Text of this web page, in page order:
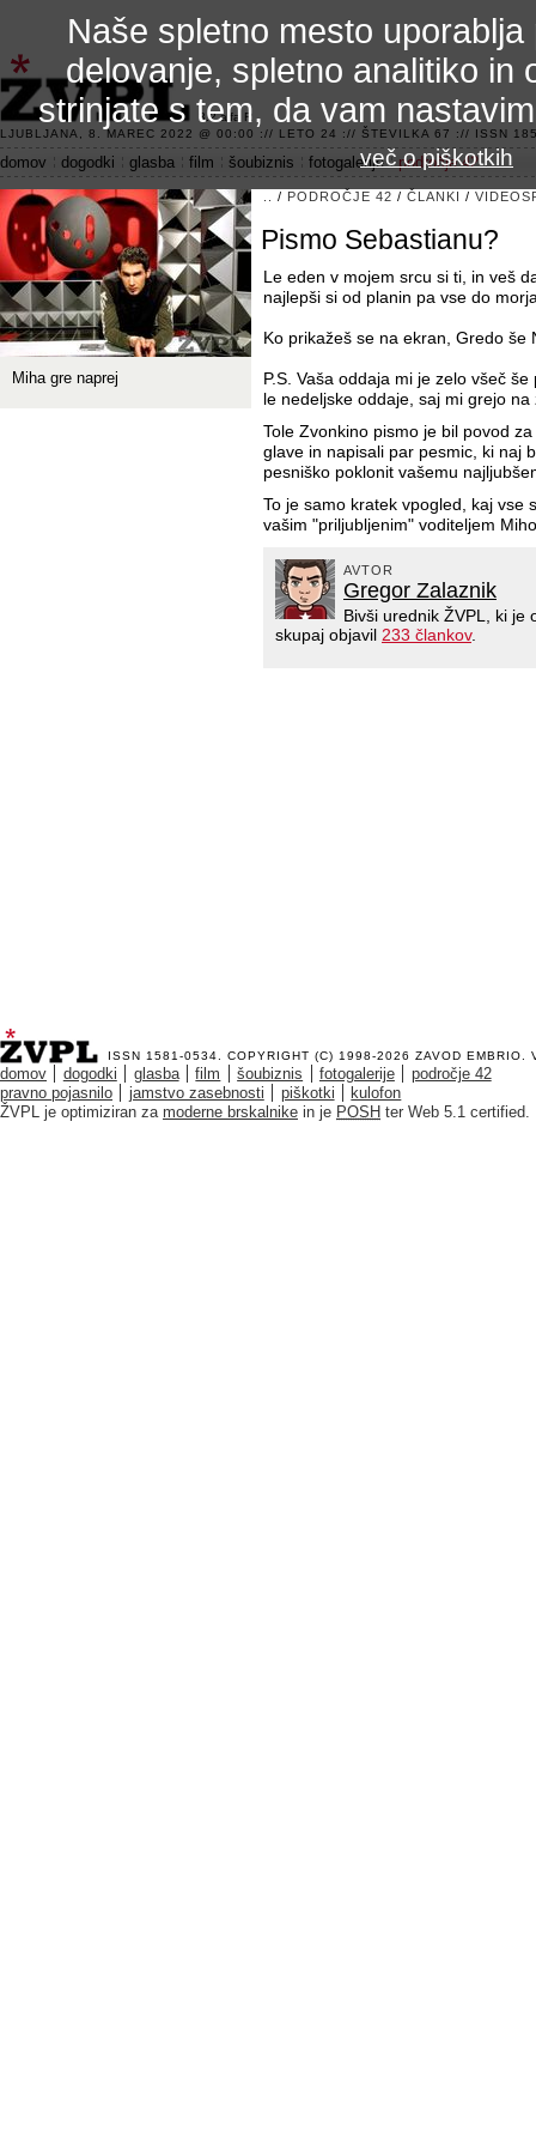
3.2 alfa R
LJUBLJANA, 8. MAREC 2022 @ 00:00 :// LETO 24 :// ŠTEVILKA 67 :// ISSN
domov dogodki glasba film šoubiznis fotogalerije področje 42
/ PODROČJE 42 / ČLANKI /
Pismo Sebastianu?
Le eden v mojem srcu si ti, in veš
najlepši si od planin pa vse do
Ko prikažeš se na ekran, Gredo še
P.S. Vaša oddaja mi je zelo všeč
le nedeljske oddaje, saj mi grejo na
Tole Zvonkino pismo je bil povod
glave in napisali par pesmic, ki naj
pesniško poklonit vašemu
To je samo kratek vpogled, kaj vse
vašim "priljubljenim" voditeljem
AVTOR
Gregor Zalaznik
Bivši urednik ŽVPL, ki je
skupaj objavil 233 člankov.
Miha gre naprej
ISSN 1581-0534. COPYRIGHT (C) 1998-2026 ZAVOD EMBRIO .
domov dogodki glasba film šoubiznis fotogalerije
področje 42
pravno pojasnilo
jamstvo zasebnosti piškotki
kulofon
ŽVPL je optimiziran za moderne brskalnike in je POSH ter Web 5.1 certified.
Naše spletno mesto
delovanje, spletno analitiko in
strinjate s tem, da vam
več o piškotkih